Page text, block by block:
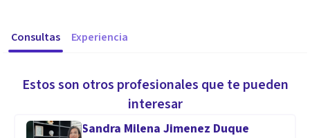
Consultas Experiencia
Estos son otros profesionales que te pueden
interesar
Sandra Milena Jimenez Duque